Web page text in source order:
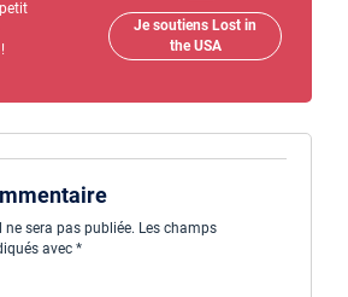
Je soutiens Lost in
the USA
sera pas publiée. Les champs
avec *